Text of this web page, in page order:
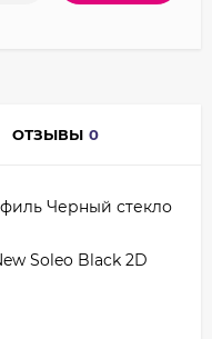
ОТЗЫВЫ 0
Черный стекло
Soleo Black 2D